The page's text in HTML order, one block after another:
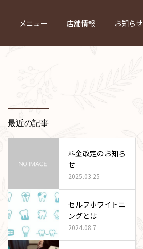
メニュー 店舗情報 お知らせ
最近の記事
料金改定のお知ら
せ
2025.03.25
セルフホワイトニ
ングとは
2024.08.7